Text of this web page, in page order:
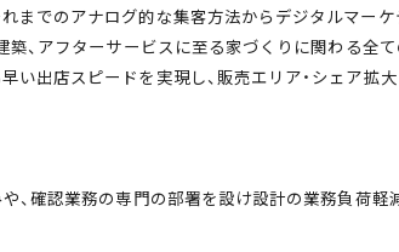
までのアナログ的な集客方法からデジタルマー
築、アフターサービスに至る家づくりに関わる全
出店スピードを実現し、販売エリア・シェア拡
確認業務の専門の部署を設け設計の業務負荷軽